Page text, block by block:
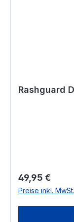
Rashguard
Regulärer
49,95 €
Preise inkl.